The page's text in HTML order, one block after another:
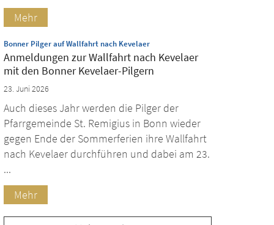
Mehr
Bonner Pilger auf Wallfahrt nach Kevelaer:
Anmeldungen zur Wallfahrt nach Kevelaer
mit den Bonner Kevelaer-Pilgern
23. Juni 2026
Auch dieses Jahr werden die Pilger der
Pfarrgemeinde St. Remigius in Bonn wieder
gegen Ende der Sommerferien ihre Wallfahrt
nach Kevelaer durchführen und dabei am 23.
...
Mehr